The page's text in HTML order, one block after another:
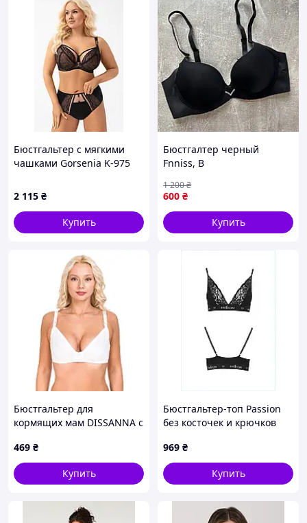
Бюстгальтер с мягкими
чашками Gorsenia K-975
2 115 ₴
Купить
Бюстгалтер черный
Fnniss, B
600 ₴
1 200₴
Купить
Бюстгальтер для
кормящих мам DISSANNA с
косточкой, 20214 75C
469 ₴
Купить
Бюстгальтер-топ Passion
без косточек и крючков
969 ₴
Купить